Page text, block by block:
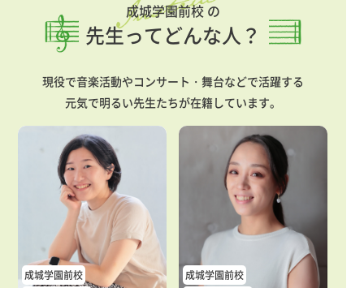
成城学園前校 の
先生ってどんな人？
現役で音楽活動やコンサート・舞台などで活躍する
元気で明るい先生たちが在籍しています。
成城学園前校 成城学園前校